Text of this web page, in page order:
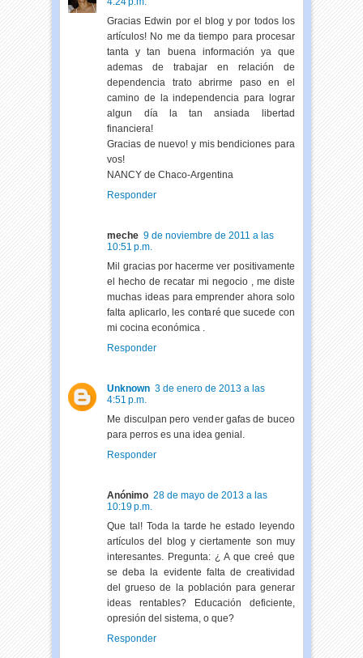
Gracias Edwin por el blog y por todos los
artículos! No me da tiempo para procesar
tanta y tan buena información ya que
ademas de trabajar en relación de
dependencia trato abrirme paso en el
camino de la independencia para lograr
algun día la tan ansiada libertad
financiera!
Gracias de nuevo! y mis bendiciones para
vos!
NANCY de Chaco-Argentina
Responder
meche 9 de noviembre de 2011 a las
10:51 p.m.
Mil gracias por hacerme ver positivamente
el hecho de recatar mi negocio , me diste
muchas ideas para emprender ahora solo
falta aplicarlo, les contaré que sucede con
mi cocina económica .
Responder
Unknown 3 de enero de 2013 a las
4:51 p.m.
Me disculpan pero vender gafas de buceo
para perros es una idea genial.
Responder
Anónimo 28 de mayo de 2013 a las
10:19 p.m.
Que tal! Toda la tarde he estado leyendo
artículos del blog y ciertamente son muy
interesantes. Pregunta: ¿ A que creé que
se deba la evidente falta de creatividad
del grueso de la población para generar
ideas rentables? Educación deficiente,
opresión del sistema, o que?
Responder